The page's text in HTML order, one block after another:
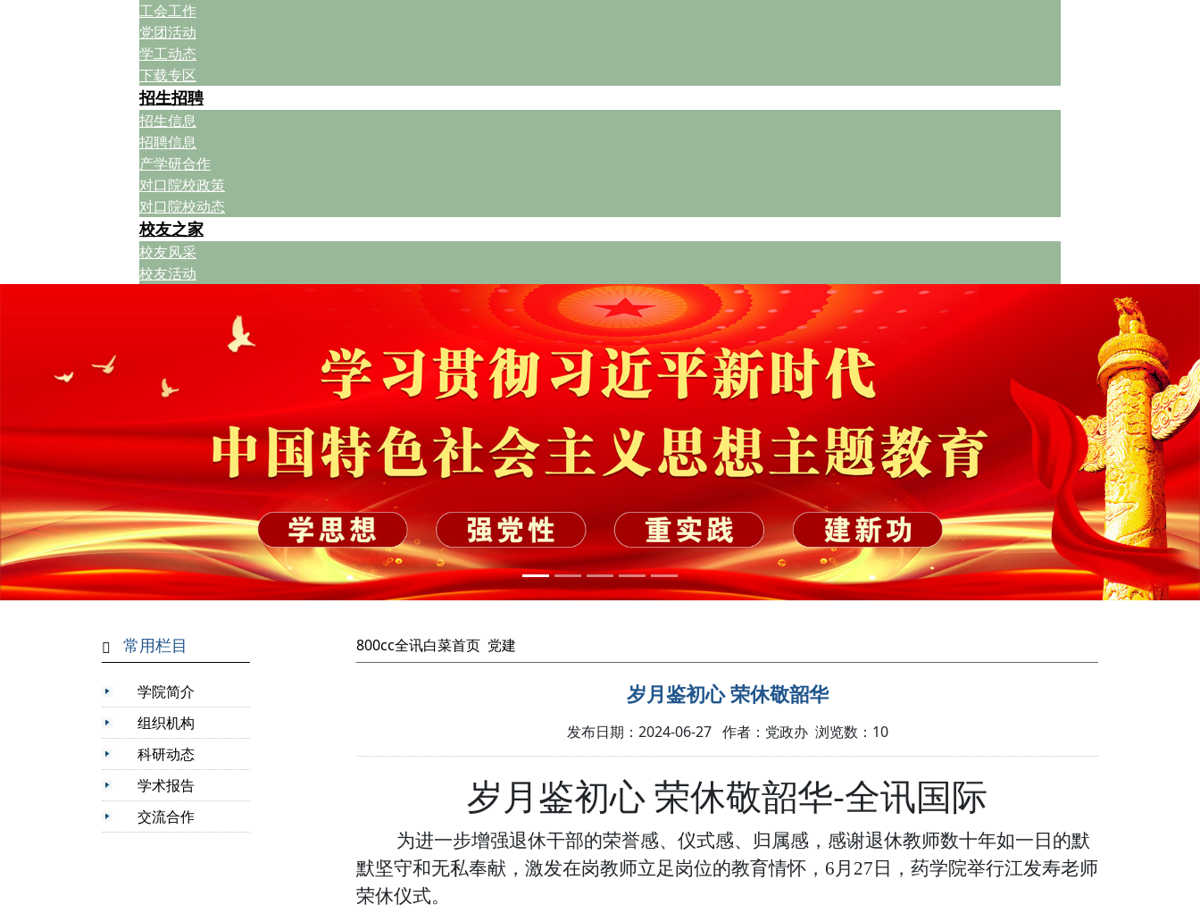
工会工作
党团活动
学工动态
下载专区
招生招聘
招生信息
招聘信息
产学研合作
对口院校政策
对口院校动态
校友之家
校友风采
校友活动
常用栏目
学院简介
组织机构
科研动态
学术报告
交流合作
800cc全讯白菜首页 党建
岁月鉴初心 荣休敬韶华
发布日期：2024-06-27 作者：党政办 浏览数： 10
岁月鉴初心 荣休敬韶华-全讯国际
为进一步增强退休干部的荣誉感、仪式感、归属感，感谢退休教师数十年如一日的默
默坚守和无私奉献，激发在岗教师立足岗位的教育情怀， 6月 27 日， 药学院举行江发寿老师
荣休仪式。